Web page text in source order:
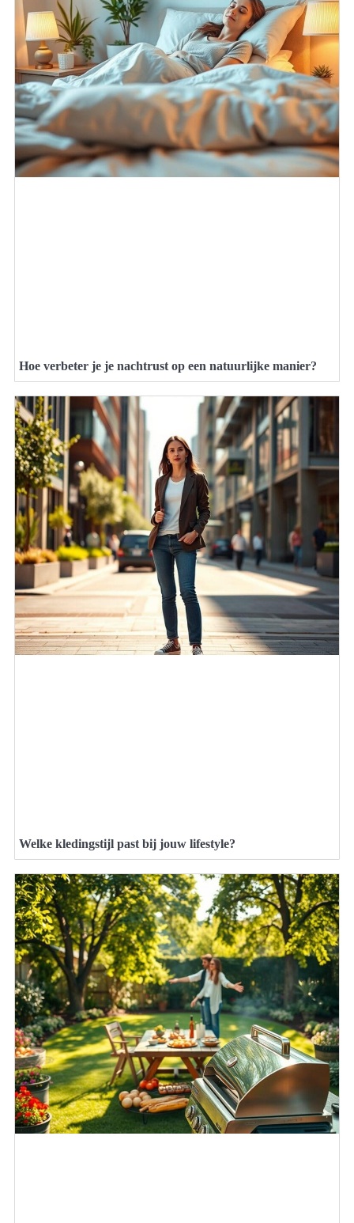
Hoe verbeter je je nachtrust op een natuurlijke manier?
Welke kledingstijl past bij jouw lifestyle?